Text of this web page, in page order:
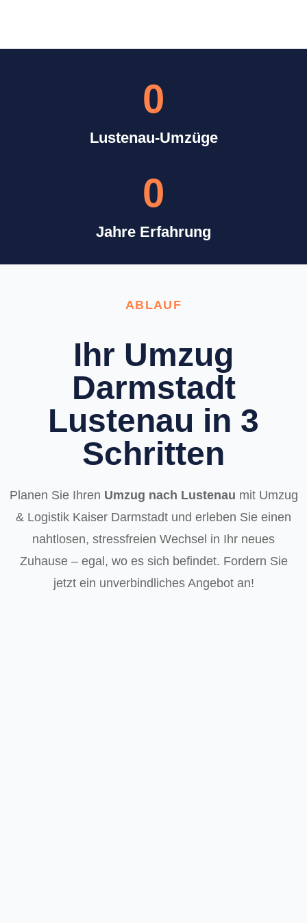
Lustenau-Umzüge
0
Jahre Erfahrung
0
ABLAUF
Ihr Umzug
Darmstadt
Lustenau in 3
Schritten
Planen Sie Ihren Umzug nach Lustenau mit Umzug
& Logistik Kaiser Darmstadt und erleben Sie einen
nahtlosen, stressfreien Wechsel in Ihr neues
Zuhause – egal, wo es sich befindet. Fordern Sie
jetzt ein unverbindliches Angebot an!